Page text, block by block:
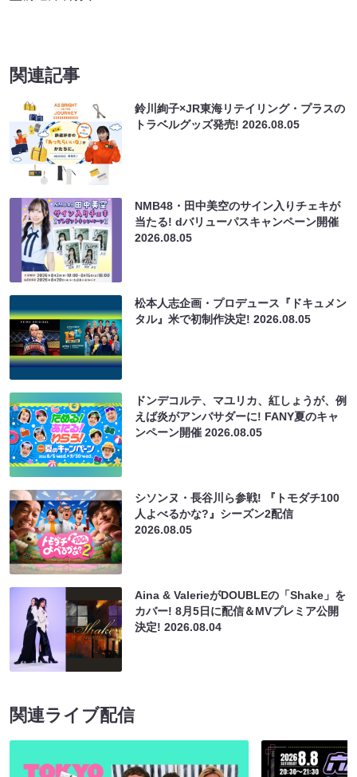
関連記事
鈴川絢子×JR東海リテイリング・プラスの
トラベルグッズ発売!2026.08.05
NMB48・田中美空のサイン入りチェキが
当たる! dバリューパスキャンペーン開催
2026.08.05
松本人志企画・プロデュース『ドキュメン
タル』米で初制作決定!2026.08.05
ドンデコルテ、マユリカ、紅しょうが、例
えば炎がアンバサダーに! FANY夏のキャ
ンペーン開催2026.08.05
シソンヌ・長谷川ら参戦! 『トモダチ100
人よべるかな?』シーズン2配信
2026.08.05
Aina & ValerieがDOUBLEの「Shake」を
カバー! 8月5日に配信＆MVプレミア公開
決定!2026.08.04
関連ライブ配信